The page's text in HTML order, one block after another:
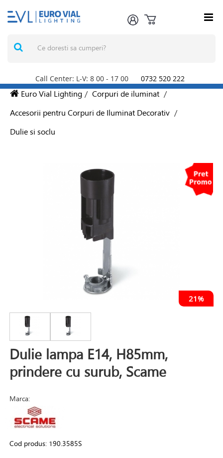
Call Center: L-V: 8 00 - 17 00 0732 520 222
Euro Vial Lighting / Corpuri de iluminat /
Accesorii pentru Corpuri de Iluminat Decorativ /
Dulie si soclu
21%
Dulie lampa E14, H85mm,
prindere cu surub, Scame
Marca:
Cod produs: 190.3585S